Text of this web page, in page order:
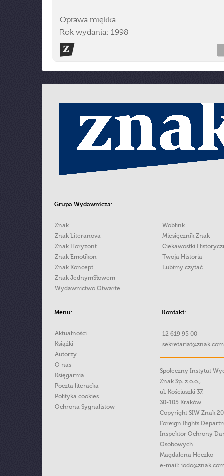
Oprawa miękka
Rok wydania: 1998
Grupa Wydawnicza:
Znak
Znak Literanova
Znak Horyzont
Znak Emotikon
Znak Koncept
Znak JednymSłowem
Wydawnictwo Otwarte
Woblink
Miesięcznik Znak
Ciekawostki
Twoja Historia
Lubimy czytać
Menu:
Aktualności
Książki
Autorzy
O nas
Księgarnia
Poczta literacka
Polityka cookies
Ochrona Sygnalistow
Kontakt:
12 619 95 00
Społeczny Instytut
Znak Sp. z o.o.,
ul. Kościuszki 37,
30-105 Kraków
Copyright SIW Znak
Foreign Rights
Inspektor Ochrony
Osobowych
Magdalena Heczko
e-mail: